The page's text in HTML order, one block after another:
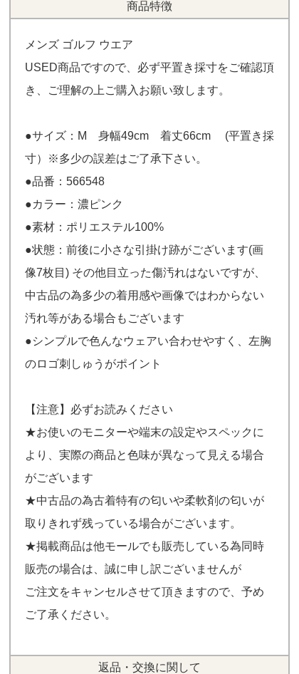
商品特徴
メンズ ゴルフ ウエア
USED商品ですので、必ず平置き採寸をご確認頂
き、ご理解の上ご購入お願い致します。
●サイズ：M 身幅49cm 着丈66cm (平置き採
寸）※多少の誤差はご了承下さい。
●品番：566548
●カラー：濃ピンク
●素材：ポリエステル100%
●状態：前後に小さな引掛け跡がございます(画
像7枚目) その他目立った傷汚れはないですが、
中古品の為多少の着用感や画像ではわからない
汚れ等がある場合もございます
●シンプルで色んなウェアい合わせやすく、左胸
のロゴ刺しゅうがポイント
【注意】必ずお読みください
★お使いのモニターや端末の設定やスペックに
より、実際の商品と色味が異なって見える場合
がございます
★中古品の為古着特有の匂いや柔軟剤の匂いが
取りきれず残っている場合がございます。
★掲載商品は他モールでも販売している為同時
販売の場合は、誠に申し訳ございませんが
ご注文をキャンセルさせて頂きますので、予め
ご了承ください。
返品・交換に関して